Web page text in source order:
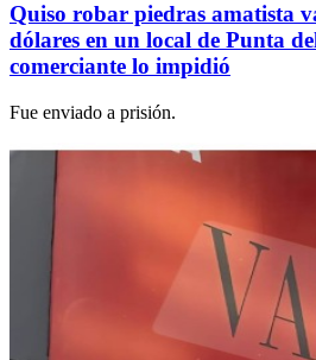
Quiso robar piedras amatista
dólares en un local de Punta
comerciante lo impidió
Fue enviado a prisión.